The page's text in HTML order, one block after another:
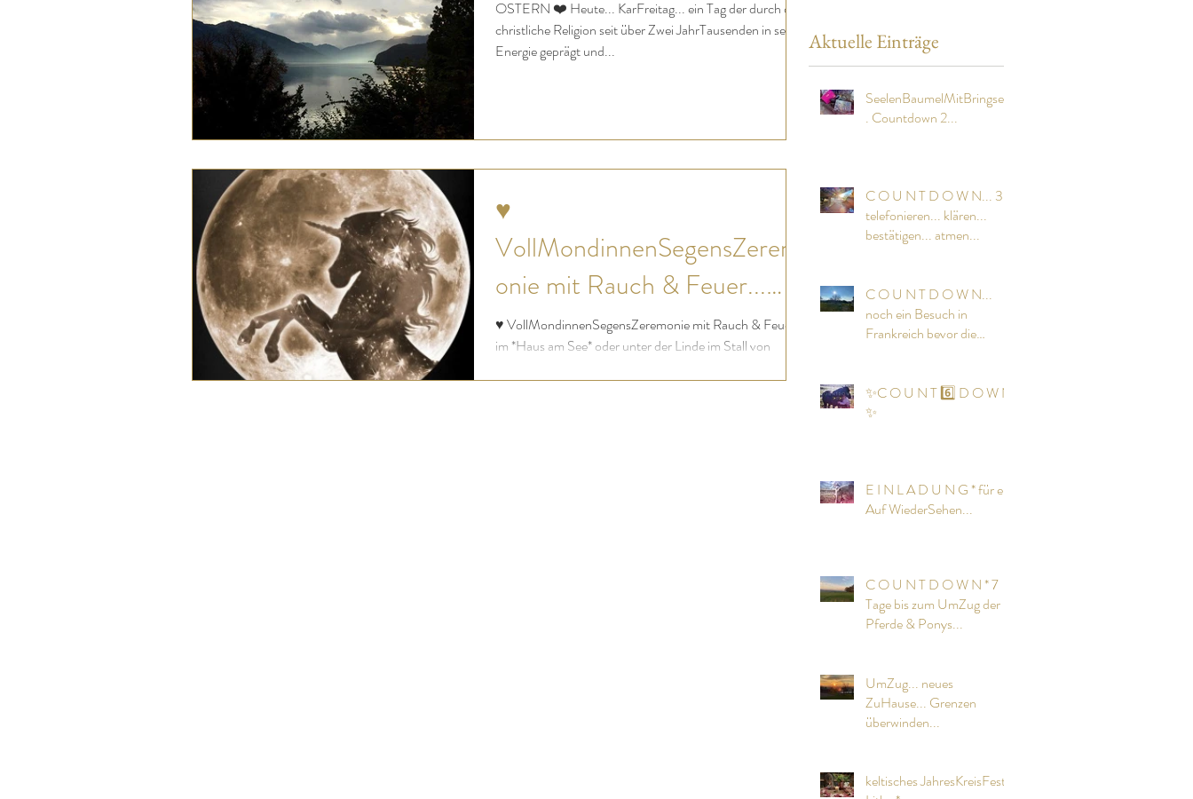
OSTERN ❤️ Heute... KarFreitag... ein Tag der durch die
christliche Religion seit über Zwei JahrTausenden in seiner
Energie geprägt und...
♥
VollMondinnenSegensZerem
onie mit Rauch & Feuer...
Januar bis Dezember
♥ VollMondinnenSegensZeremonie mit Rauch & Feuer...
im *Haus am See* oder unter der Linde im Stall von
Aktuelle Einträge
SeelenBaumelMitBringsel..
. Countdown 2...
C O U N T D O W N... 3...
telefonieren... klären...
bestätigen... atmen...
C O U N T D O W N...
noch ein Besuch in
Frankreich bevor die
✨C O U N T 6️⃣ D O W N
✨
E I N L A D U N G * für ein
Auf WiederSehen...
C O U N T D O W N * 7
Tage bis zum UmZug der
Pferde & Ponys...
UmZug... neues
ZuHause... Grenzen
überwinden...
keltisches JahresKreisFest